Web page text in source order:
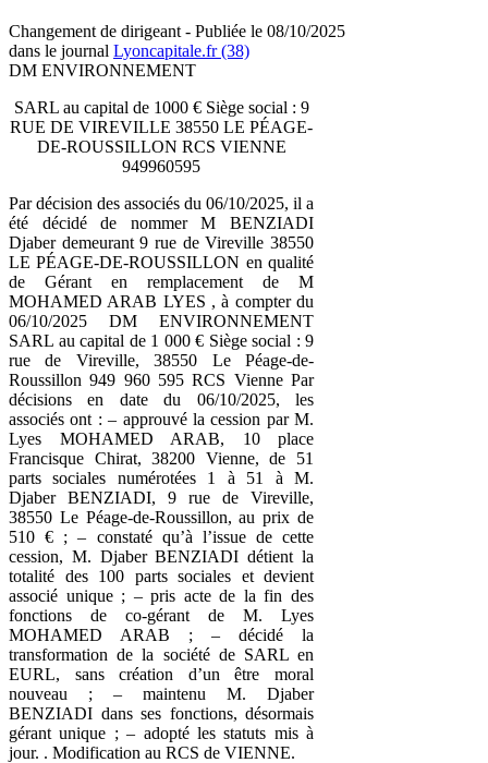
Changement de dirigeant - Publiée le 08/10/2025
dans le journal Lyoncapitale.fr (38)
DM ENVIRONNEMENT
SARL au capital de 1000 € Siège social : 9
RUE DE VIREVILLE 38550 LE PÉAGE-
DE-ROUSSILLON RCS VIENNE
949960595
Par décision des associés du 06/10/2025, il a
été décidé de nommer M BENZIADI
Djaber demeurant 9 rue de Vireville 38550
LE PÉAGE-DE-ROUSSILLON en qualité
de Gérant en remplacement de M
MOHAMED ARAB LYES , à compter du
06/10/2025 DM ENVIRONNEMENT
SARL au capital de 1 000 € Siège social : 9
rue de Vireville, 38550 Le Péage-de-
Roussillon 949 960 595 RCS Vienne Par
décisions en date du 06/10/2025, les
associés ont : – approuvé la cession par M.
Lyes MOHAMED ARAB, 10 place
Francisque Chirat, 38200 Vienne, de 51
parts sociales numérotées 1 à 51 à M.
Djaber BENZIADI, 9 rue de Vireville,
38550 Le Péage-de-Roussillon, au prix de
510 € ; – constaté qu’à l’issue de cette
cession, M. Djaber BENZIADI détient la
totalité des 100 parts sociales et devient
associé unique ; – pris acte de la fin des
fonctions de co-gérant de M. Lyes
MOHAMED ARAB ; – décidé la
transformation de la société de SARL en
EURL, sans création d’un être moral
nouveau ; – maintenu M. Djaber
BENZIADI dans ses fonctions, désormais
gérant unique ; – adopté les statuts mis à
jour. . Modification au RCS de VIENNE.